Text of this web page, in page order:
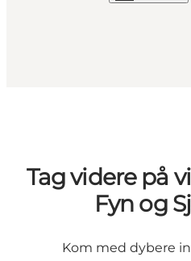
Tag videre på
Fyn og
Kom med dybere